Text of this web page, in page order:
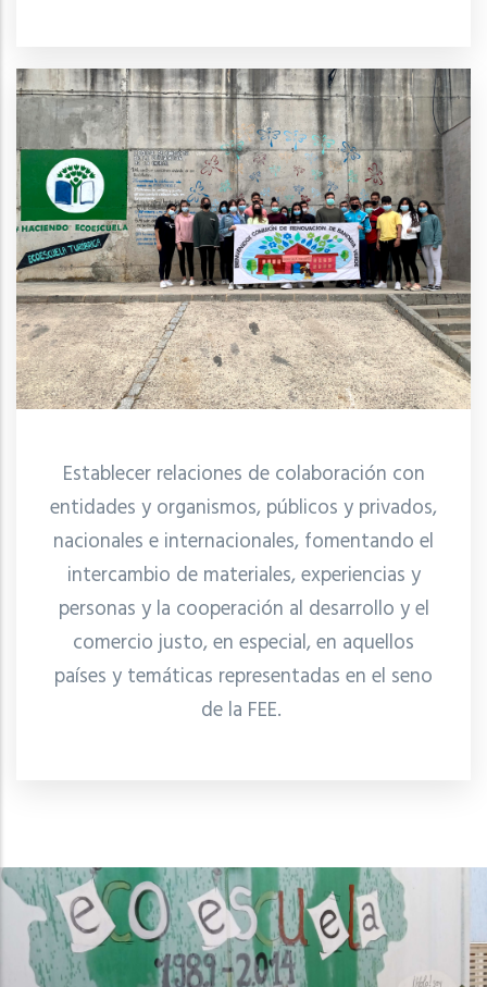
Establecer relaciones de colaboración con
entidades y organismos, públicos y privados,
nacionales e internacionales, fomentando el
intercambio de materiales, experiencias y
personas y la cooperación al desarrollo y el
comercio justo, en especial, en aquellos
países y temáticas representadas en el seno
de la FEE.